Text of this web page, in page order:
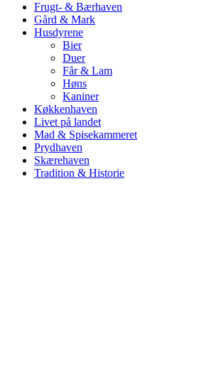
Frugt- & Bærhaven
Gård & Mark
Husdyrene
Bier
Duer
Får & Lam
Høns
Kaniner
Køkkenhaven
Livet på landet
Mad & Spisekammeret
Prydhaven
Skærehaven
Tradition & Historie